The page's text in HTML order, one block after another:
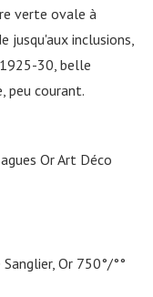
verte ovale à
jusqu'aux inclusions,
30, belle
peu courant.
Or Art Déco
Or 750°/°°